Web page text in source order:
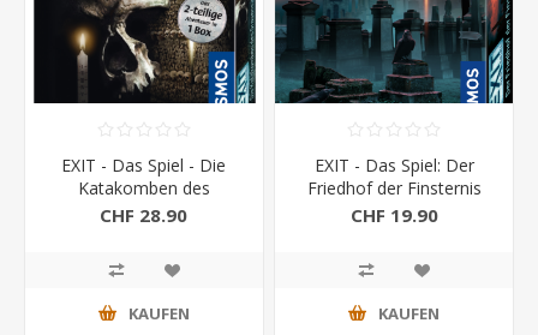
EXIT - Das Spiel - Die
Katakomben des
Grauens
CHF 28.90
KAUFEN
EXIT - Das Spiel: Der
Friedhof der Finsternis
CHF 19.90
KAUFEN